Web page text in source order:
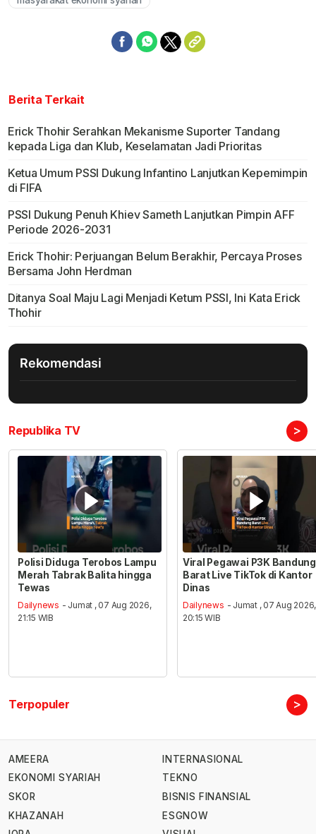
Berita Terkait
Erick Thohir Serahkan Mekanisme Suporter Tandang
kepada Liga dan Klub, Keselamatan Jadi Prioritas
Ketua Umum PSSI Dukung Infantino Lanjutkan Kepemimpin
di FIFA
PSSI Dukung Penuh Khiev Sameth Lanjutkan Pimpin AFF
Periode 2026-2031
Erick Thohir: Perjuangan Belum Berakhir, Percaya Proses
Bersama John Herdman
Ditanya Soal Maju Lagi Menjadi Ketum PSSI, Ini Kata Erick
Thohir
Rekomendasi
Republika TV >
Polisi Diduga Terobos Lampu
Merah Tabrak Balita hingga
Tewas
Dailynews - Jumat , 07 Aug 2026,
21:15 WIB
Viral Pegawai P3K Bandung
Barat Live TikTok di Kantor
Dinas
Dailynews - Jumat , 07 Aug 2026,
20:15 WIB
Terpopuler >
AMEERA
EKONOMI SYARIAH
SKOR
KHAZANAH
INTERNASIONAL
TEKNO
BISNIS FINANSIAL
ESGNOW